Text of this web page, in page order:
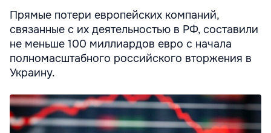
Прямые потери европейских компаний,
связанные с их деятельностью в РФ, составили
не меньше 100 миллиардов евро с начала
полномасштабного российского вторжения в
Украину.